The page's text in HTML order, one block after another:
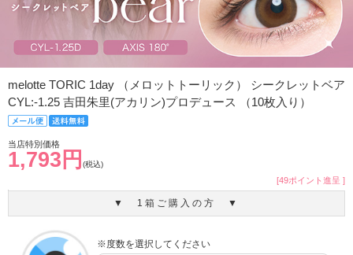
melotte TORIC 1day （メロットトーリック） シークレットベア
CYL:-1.25 吉田朱里(アカリン)プロデュース （10枚入り）
当店特別価格
1,793円 (税込)
[49ポイント進呈 ]
▼ 1箱ご購入の方 ▼
※度数を選択してください